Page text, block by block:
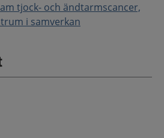
tjock- och ändtarmscancer,
i samverkan